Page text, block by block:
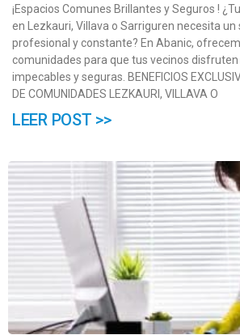
¡Espacios Comunes Brillantes y Seguros !
en Lezkauri, Villava o Sarriguren necesita
profesional y constante? En Abanic,
comunidades para que tus vecinos
impecables y seguras. BENEFICIOS
DE COMUNIDADES LEZKAURI, VILLAVA O
LEER POST >>